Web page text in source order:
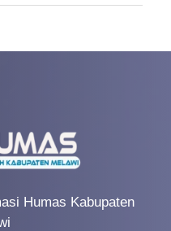
Humas Kabupaten